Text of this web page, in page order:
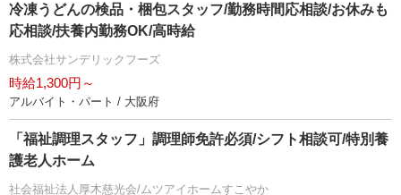
冷凍うどんの検品・梱包スタッフ/勤務時間応相談/お休みも
応相談/扶養内勤務OK/高時給
株式会社サンデリックフーズ
時給1,300円～
アルバイト・パート / 大阪府
「福祉調理スタッフ」調理師免許必須/シフト相談可/特別養
護老人ホーム
社会福祉法人厚木慈光会/ムツアイホームすこやか